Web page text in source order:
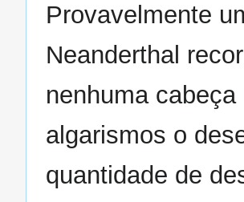
Provavelmente
Neanderthal
nenhuma
algarismos o
quantidade de